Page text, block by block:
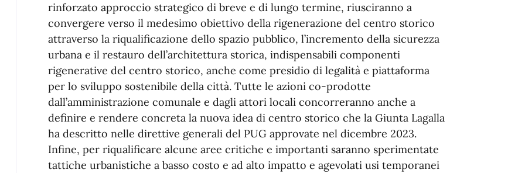
rinforzato approccio strategico di breve e di lungo termine, riusciranno a
convergere verso il medesimo obiettivo della rigenerazione del centro storico
attraverso la riqualificazione dello spazio pubblico, l’incremento della sicurezza
urbana e il restauro dell’architettura storica, indispensabili componenti
rigenerative del centro storico, anche come presidio di legalità e piattaforma
per lo sviluppo sostenibile della città. Tutte le azioni co-prodotte
dall’amministrazione comunale e dagli attori locali concorreranno anche a
definire e rendere concreta la nuova idea di centro storico che la Giunta Lagalla
ha descritto nelle direttive generali del PUG approvate nel dicembre 2023.
Infine, per riqualificare alcune aree critiche e importanti saranno sperimentate
tattiche urbanistiche a basso costo e ad alto impatto e agevolati usi temporanei